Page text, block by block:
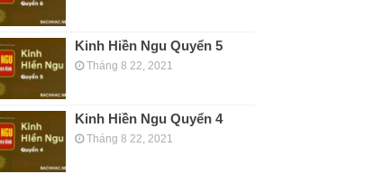
Kinh Hiền Ngu Quyển 5
Tháng 8 22, 2021
Kinh Hiền Ngu Quyển 4
Tháng 8 22, 2021